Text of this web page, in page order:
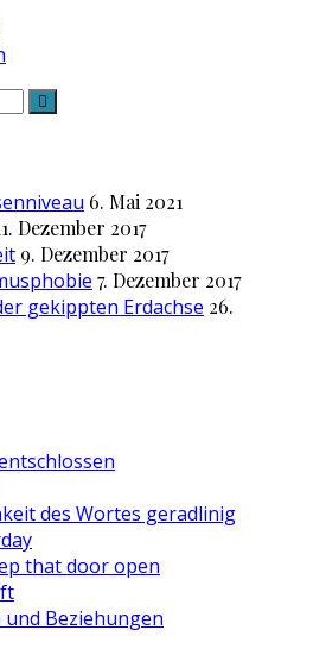
6. Mai 2021
Dezember 2017
9. Dezember 2017
7. Dezember 2017
gekippten Erdachse 26.
des Wortes geradlinig
that door open
Beziehungen